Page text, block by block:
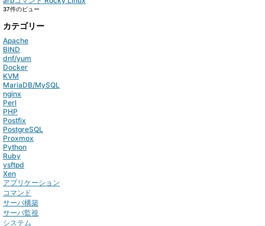
37件のビュー
カテゴリー
Apache
BIND
dnf/yum
Docker
KVM
MariaDB/MySQL
nginx
Perl
PHP
Postfix
PostgreSQL
Proxmox
Python
Ruby
vsftpd
Xen
アプリケーション
コマンド
サーバ構築
サーバ監視
システム